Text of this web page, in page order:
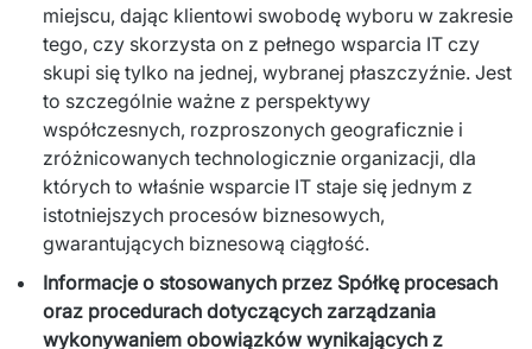
Platformy do współpracy
System Rejestracji Czasu Pracy (EOSIC)
miejscu, dając klientowi swobodę wyboru w zakresie
tego, czy skorzysta on z pełnego wsparcia IT czy
skupi się tylko na jednej, wybranej płaszczyźnie. Jest
to szczególnie ważne z perspektywy
współczesnych, rozproszonych geograficznie i
zróżnicowanych technologicznie organizacji, dla
których to właśnie wsparcie IT staje się jednym z
istotniejszych procesów biznesowych,
gwarantujących biznesową ciągłość.
Informacje o stosowanych przez Spółkę procesach
oraz procedurach dotyczących zarządzania
wykonywaniem obowiązków wynikających z